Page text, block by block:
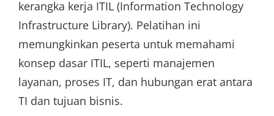
kerangka kerja ITIL (Information Technology
Infrastructure Library). Pelatihan ini
memungkinkan peserta untuk memahami
konsep dasar ITIL, seperti manajemen
layanan, proses IT, dan hubungan erat antara
TI dan tujuan bisnis.